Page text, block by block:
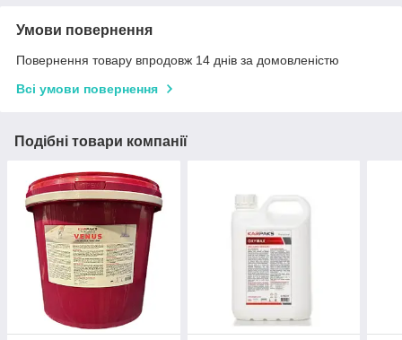
Умови повернення
Повернення товару впродовж 14 днів за домовленістю
Всі умови повернення
Подібні товари компанії